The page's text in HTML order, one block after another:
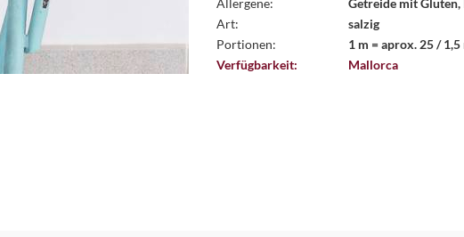
Art:
salzig
Portionen:
1 m = aprox. 25 /
Verfügbarkeit:
Mallorca